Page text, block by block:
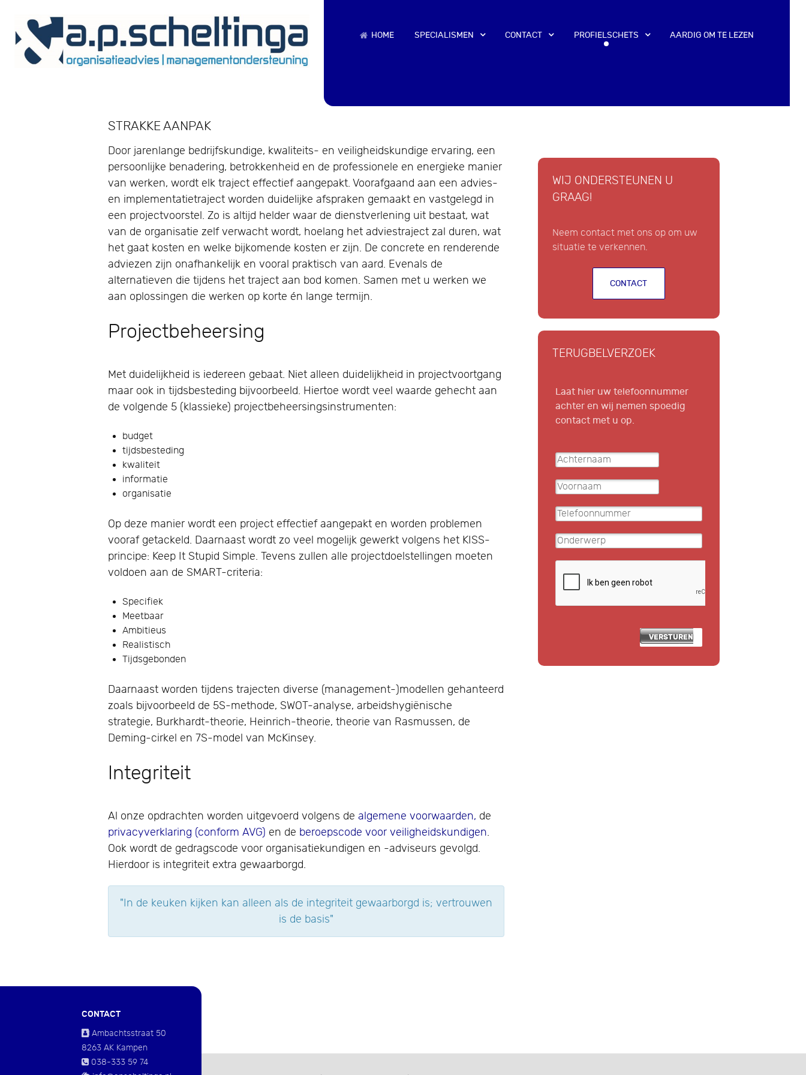
HOME SPECIALISMEN CONTACT PROFIELSCHETS AARDIG OM TE LEZEN
STRAKKE AANPAK
Door jarenlange bedrijfskundige, kwaliteits- en veiligheidskundige ervaring, een
persoonlijke benadering, betrokkenheid en de professionele en energieke manier
van werken, wordt elk traject effectief aangepakt. Voorafgaand aan een advies-
en implementatietraject worden duidelijke afspraken gemaakt en vastgelegd in
een projectvoorstel. Zo is altijd helder waar de dienstverlening uit bestaat, wat
van de organisatie zelf verwacht wordt, hoelang het adviestraject zal duren, wat
het gaat kosten en welke bijkomende kosten er zijn. De concrete en renderende
adviezen zijn onafhankelijk en vooral praktisch van aard. Evenals de
alternatieven die tijdens het traject aan bod komen. Samen met u werken we
aan oplossingen die werken op korte én lange termijn.
Projectbeheersing
Met duidelijkheid is iedereen gebaat. Niet alleen duidelijkheid in projectvoortgang
maar ook in tijdsbesteding bijvoorbeeld. Hiertoe wordt veel waarde gehecht aan
de volgende 5 (klassieke) projectbeheersingsinstrumenten:
budget
tijdsbesteding
kwaliteit
informatie
organisatie
Op deze manier wordt een project effectief aangepakt en worden problemen
vooraf getackeld. Daarnaast wordt zo veel mogelijk gewerkt volgens het KISS-
principe: Keep It Stupid Simple. Tevens zullen alle projectdoelstellingen moeten
voldoen aan de SMART-criteria:
Specifiek
Meetbaar
Ambitieus
Realistisch
Tijdsgebonden
Daarnaast worden tijdens trajecten diverse (management-)modellen gehanteerd
zoals bijvoorbeeld de 5S-methode, SWOT-analyse, arbeidshygiënische
strategie, Burkhardt-theorie, Heinrich-theorie, theorie van Rasmussen, de
Deming-cirkel en 7S-model van McKinsey.
Integriteit
Al onze opdrachten worden uitgevoerd volgens dealgemene voorwaarden, de
privacyverklaring (conform AVG) en de beroepscode voor veiligheidskundigen.
Ook wordt de gedragscode voor organisatiekundigen en -adviseurs gevolgd.
Hierdoor is integriteit extra gewaarborgd.
"In de keuken kijken kan alleen als de integriteit gewaarborgd is; vertrouwen
is de basis"
WIJ ONDERSTEUNEN U
GRAAG!
Neem contact met ons op om uw
situatie te verkennen.
CONTACT
TERUGBELVERZOEK
Laat hier uw telefoonnummer
achter en wij nemen spoedig
contact met u op.
VERSTUREN
CONTACT
Ambachtsstraat 50
8263 AK Kampen
038-333 59 74